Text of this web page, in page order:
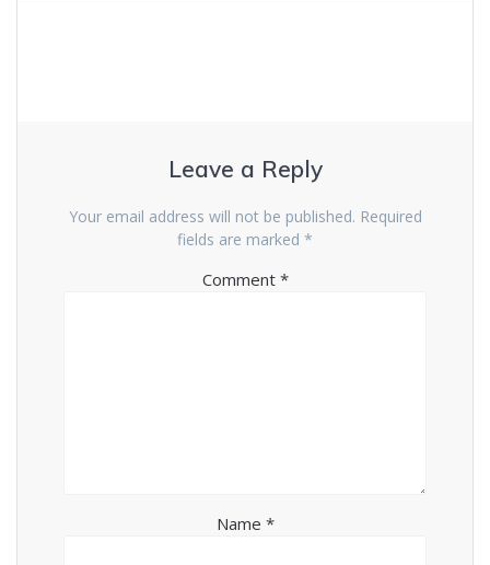
Leave a Reply
Your email address will not be published. Required
fields are marked *
Comment *
Name *